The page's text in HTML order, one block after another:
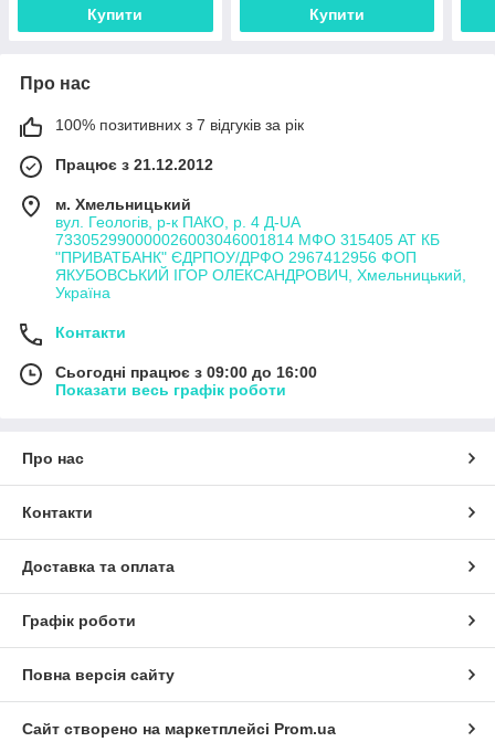
Купити Купити
Про нас
100% позитивних з 7 відгуків за рік
Працює з 21.12.2012
м. Хмельницький
вул. Геологів, р-к ПАКО, р. 4 Д-UA
733052990000026003046001814 МФО 315405 АТ КБ
"ПРИВАТБАНК" ЄДРПОУ/ДРФО 2967412956 ФОП
ЯКУБОВСЬКИЙ ІГОР ОЛЕКСАНДРОВИЧ, Хмельницький,
Україна
Контакти
Сьогодні працює з 09:00 до 16:00
Показати весь графік роботи
Про нас
Контакти
Доставка та оплата
Графік роботи
Повна версія сайту
Сайт створено на маркетплейсі Prom.ua